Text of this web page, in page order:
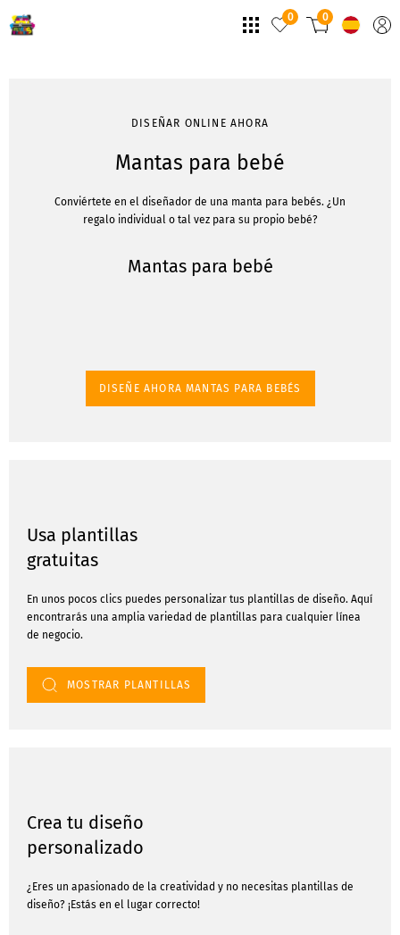
0 0
DISEÑAR ONLINE AHORA
Mantas para bebé
Conviértete en el diseñador de una manta para bebés. ¿Un
regalo individual o tal vez para su propio bebé?
Mantas para bebé
DISEÑE AHORA MANTAS PARA BEBÉS
Usa plantillas
gratuitas
En unos pocos clics puedes personalizar tus plantillas de diseño. Aquí
encontrarás una amplia variedad de plantillas para cualquier línea
de negocio.
MOSTRAR PLANTILLAS
Crea tu diseño
personalizado
¿Eres un apasionado de la creatividad y no necesitas plantillas de
diseño? ¡Estás en el lugar correcto!